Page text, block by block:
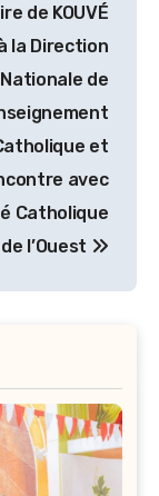
de KOUVÉ
la Direction
Nationale de
et
avec
Catholique
de l’Ouest